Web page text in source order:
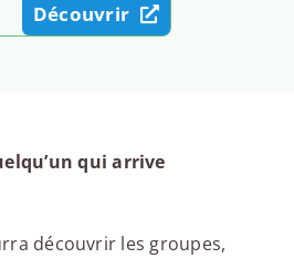
Découvrir
qui arrive
découvrir les groupes,